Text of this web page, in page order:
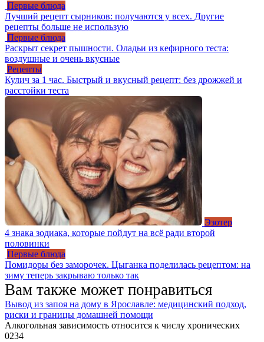
Первые блюда
Лучший рецепт сырников: получаются у всех. Другие
рецепты больше не использую
Первые блюда
Раскрыт секрет пышности. Оладьи из кефирного теста:
воздушные и очень вкусные
Рецепты
Кулич за 1 час. Быстрый и вкусный рецепт: без дрожжей и
расстойки теста
Эзотер
4 знака зодиака, которые пойдут на всё ради второй
половинки
Первые блюда
Помидоры без заморочек. Цыганка поделилась рецептом: на
зиму теперь закрываю только так
Вам также может понравиться
Вывод из запоя на дому в Ярославле: медицинский подход,
риски и границы домашней помощи
Алкогольная зависимость относится к числу хронических
0234